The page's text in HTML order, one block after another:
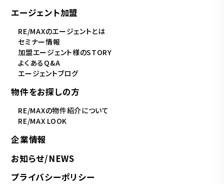
エージェント加盟
RE/MAXのエージェントとは
セミナー情報
加盟エージェント様のSTORY
よくあるQ&A
エージェントブログ
物件をお探しの方
RE/MAXの物件紹介について
RE/MAX LOOK
企業情報
お知らせ/NEWS
プライバシーポリシー